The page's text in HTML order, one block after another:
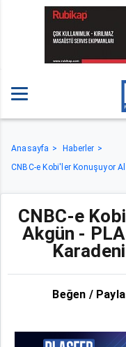
Anasayfa
Haberler
CNBC-e Kobi'ler Konuşuyor
CNBC-e
Akgün -
Beğen /